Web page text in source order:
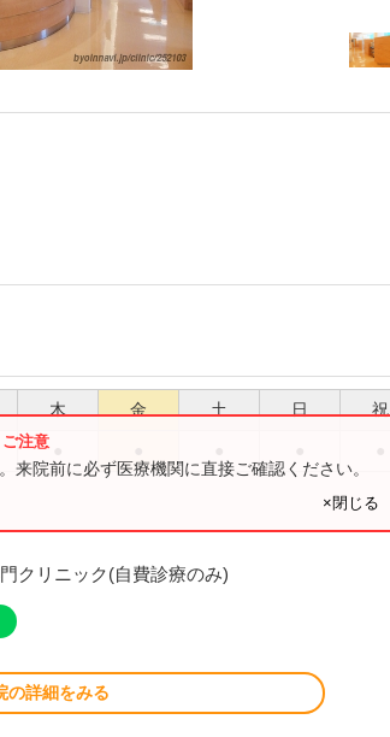
木 金 土 日 祝
院前に必ず医療機関に直接ご確認ください。
×閉じる
クリニック(自費診療のみ)
の詳細をみる